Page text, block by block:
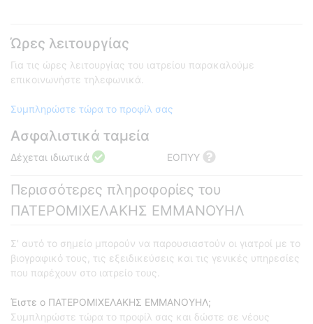
Ώρες λειτουργίας
Για τις ώρες λειτουργίας του ιατρείου παρακαλούμε
επικοινωνήστε τηλεφωνικά.
Συμπληρώστε τώρα το προφίλ σας
Ασφαλιστικά ταμεία
Δέχεται ιδιωτικά ΕΟΠΥΥ
Περισσότερες πληροφορίες του
ΠΑΤΕΡΟΜΙΧΕΛΑΚΗΣ ΕΜΜΑΝΟΥΗΛ
Σ' αυτό το σημείο μπορούν να παρουσιαστούν οι γιατροί με το
βιογραφικό τους, τις εξειδικεύσεις και τις γενικές υπηρεσίες
που παρέχουν στο ιατρείο τους.
Έιστε ο ΠΑΤΕΡΟΜΙΧΕΛΑΚΗΣ ΕΜΜΑΝΟΥΗΛ;
Συμπληρώστε τώρα το προφίλ σας και δώστε σε νέους